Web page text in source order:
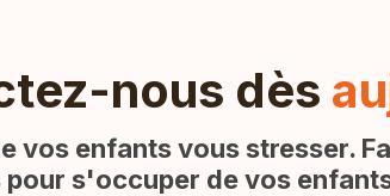
nous dès
vos enfants vous stresser.
s'occuper de vos